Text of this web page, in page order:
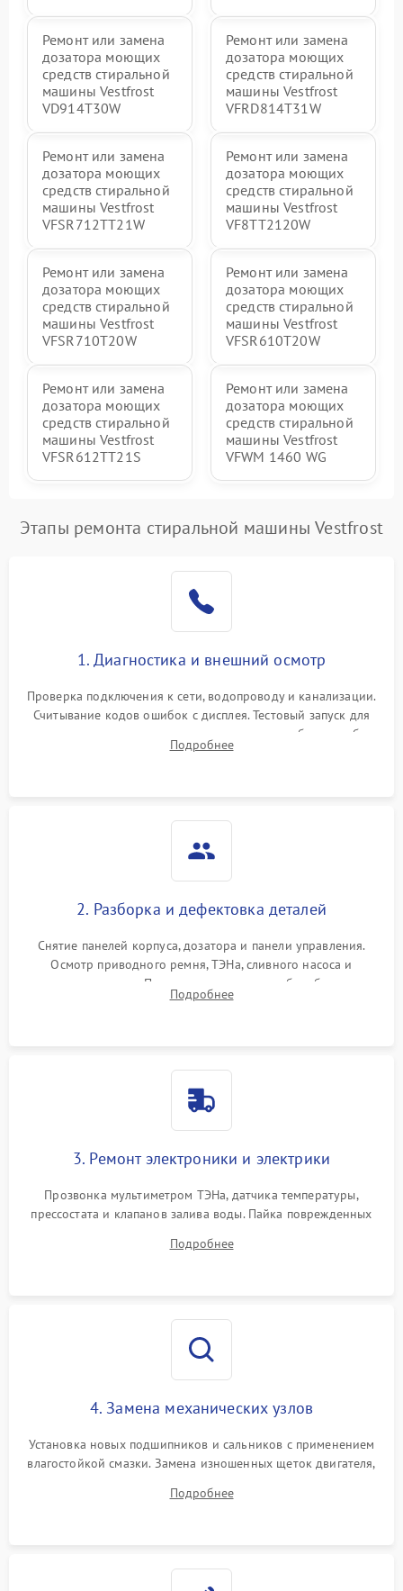
Ремонт или замена
дозатора моющих
средств стиральной
машины Vestfrost
VD914T30W
Ремонт или замена
дозатора моющих
средств стиральной
машины Vestfrost
VFRD814T31W
Ремонт или замена
дозатора моющих
средств стиральной
машины Vestfrost
VFSR712TT21W
Ремонт или замена
дозатора моющих
средств стиральной
машины Vestfrost
VF8TT2120W
Ремонт или замена
дозатора моющих
средств стиральной
машины Vestfrost
VFSR710T20W
Ремонт или замена
дозатора моющих
средств стиральной
машины Vestfrost
VFSR610T20W
Ремонт или замена
дозатора моющих
средств стиральной
машины Vestfrost
VFSR612TT21S
Ремонт или замена
дозатора моющих
средств стиральной
машины Vestfrost
VFWM 1460 WG
Этапы ремонта стиральной машины Vestfrost
1. Диагностика и внешний осмотр
Проверка подключения к сети, водопроводу и канализации.
Считывание кодов ошибок с дисплея. Тестовый запуск для
выявления посторонних шумов, протечек или сбоев в работе
электронного модуля управления.
Подробнее
2. Разборка и дефектовка деталей
Снятие панелей корпуса, дозатора и панели управления.
Осмотр приводного ремня, ТЭНа, сливного насоса и
амортизаторов. Проверка подшипников барабана и
крестовины на износ, а манжеты люка на разрывы.
Подробнее
3. Ремонт электроники и электрики
Прозвонка мультиметром ТЭНа, датчика температуры,
прессостата и клапанов залива воды. Пайка поврежденных
Восстановление целостности проводки и контактов.
Подробнее
4. Замена механических узлов
Установка новых подшипников и сальников с применением
влагостойкой смазки. Замена изношенных щеток двигателя,
или поврежденной резиновой манжеты.
Подробнее